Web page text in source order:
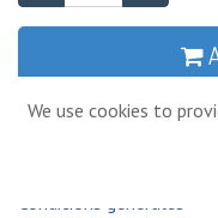
Ajouter à la liste de
Conditions générales
We use cookies to